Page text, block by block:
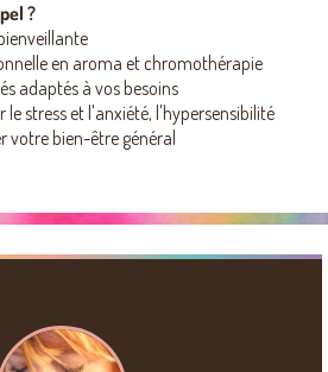
?
en aroma et chromothérapie
adaptés à vos besoins
le stress et l'anxiété, l'hypersensibilité
votre bien-être général